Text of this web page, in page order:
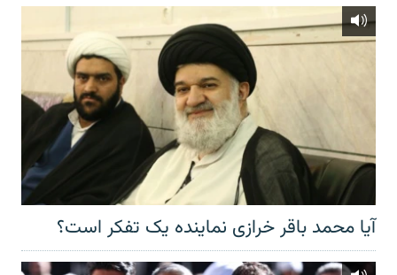
آیا محمد باقر خرازی نماینده یک تفکر است؟